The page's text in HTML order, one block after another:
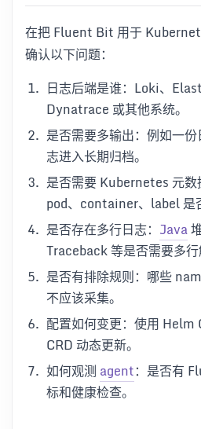
在把 Fluent Bit 用于
确认以下问题：
日志后端是谁：Loki、
Dynatrace 或其他系统。
是否需要多输出：例如一
志进入长期归档。
是否需要 Kubernetes 元数
pod、container、label 是
是否存在多行日志： Java
Traceback 等是否需要多行
是否有排除规则：哪些
不应该采集。
配置如何变更：使用
CRD 动态更新。
如何观测 agent：是否有
标和健康检查。